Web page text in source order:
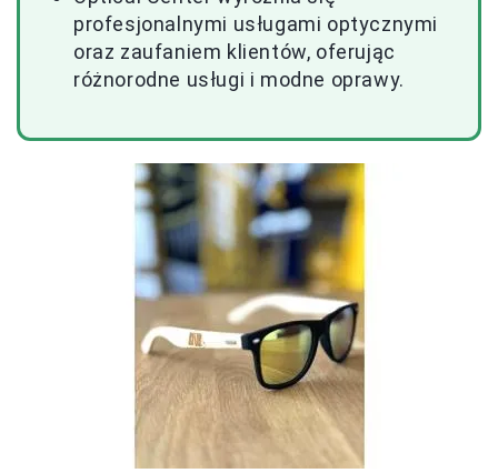
profesjonalnymi usługami optycznymi
oraz zaufaniem klientów, oferując
różnorodne usługi i modne oprawy.